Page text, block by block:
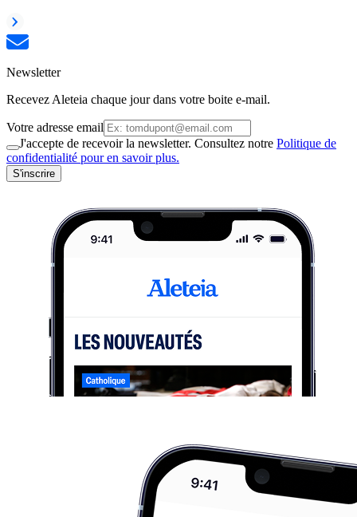
Newsletter
Recevez Aleteia chaque jour dans votre boite e-mail.
Votre adresse email
J'accepte de recevoir la newsletter. Consultez notre Politique de
confidentialité pour en savoir plus.
S'inscrire